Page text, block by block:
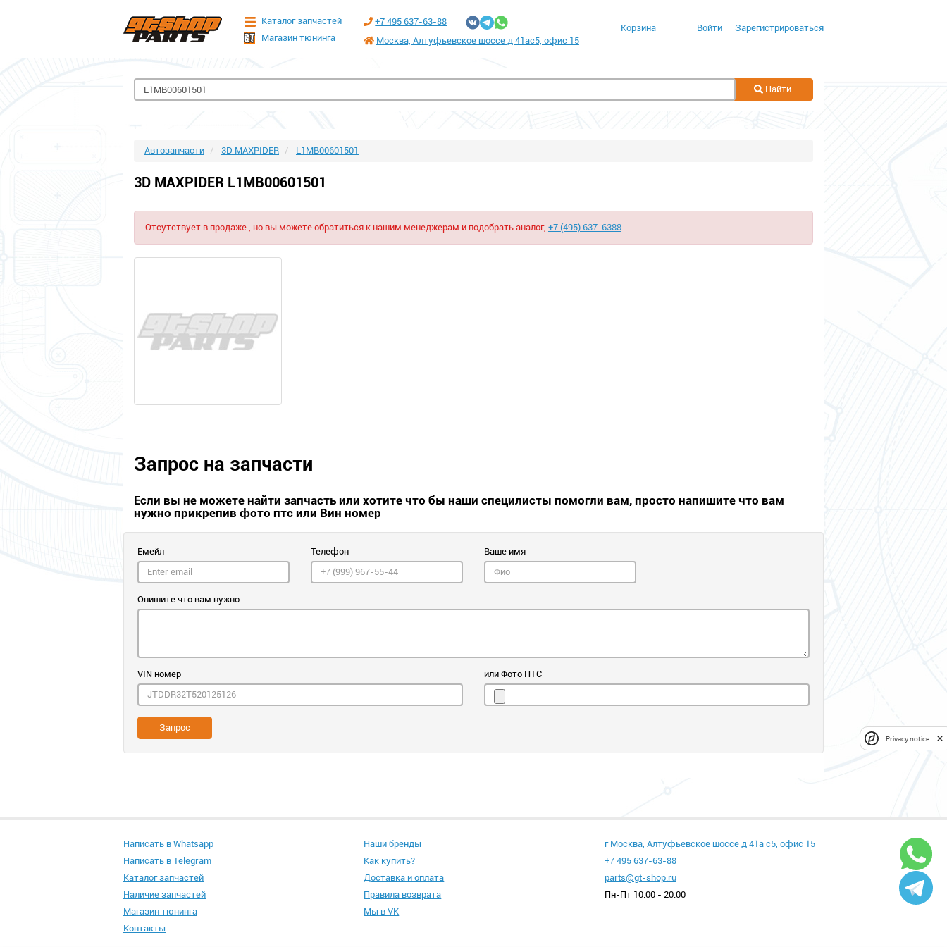
Каталог запчастей
Магазин тюнинга
+7 495 637-63-88
Москва, Алтуфьевское шоссе д 41ас5, офис 15
Корзина Войти Зарегистрироваться
Найти
Автозапчасти 3D MAXPIDER L1MB00601501
3D MAXPIDER L1MB00601501
Отсутствует в продаже , но вы можете обратиться к нашим менеджерам и подобрать аналог, +7 (495) 637-6388
Запрос на запчасти
Если вы не можете найти запчасть или хотите что бы наши специлисты помогли вам, просто напишите что вам
нужно прикрепив фото птс или Вин номер
Емейл Телефон Ваше имя
Опишите что вам нужно
VIN номер или Фото ПТС
Запрос
Написать в Whatsapp
Написать в Telegram
Каталог запчастей
Наличие запчастей
Магазин тюнинга
Контакты
Наши бренды
Как купить?
Доставка и оплата
Правила возврата
Мы в VK
г Москва, Алтуфьевское шоссе д 41а с5, офис 15
+7 495 637-63-88
parts@gt-shop.ru
Пн-Пт 10:00 - 20:00
Privacy notice